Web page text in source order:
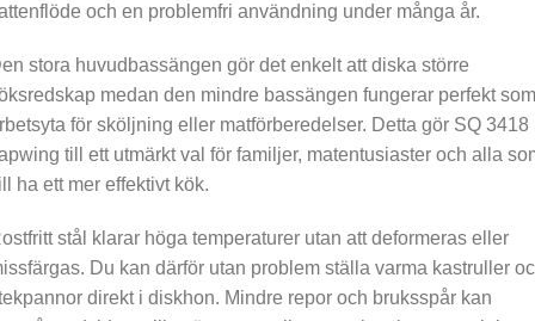
och en problemfri användning under många år.
stora huvudbassängen gör det enkelt att diska större
medan den mindre bassängen fungerar perfekt som
för sköljning eller matförberedelser. Detta gör SQ 3418
till ett utmärkt val för familjer, matentusiaster och alla
ha ett mer effektivt kök.
stål klarar höga temperaturer utan att deformeras eller
Du kan därför utan problem ställa varma kastruller
direkt i diskhon. Mindre repor och bruksspår kan